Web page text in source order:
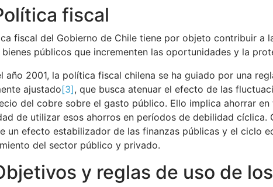
fiscal
fiscal del Gobierno de Chile tiene por objeto contribuir a
públicos que incrementen las oportunidades y la
año 2001, la política fiscal chilena se ha guiado por una
ajustado[3], que busca atenuar el efecto de las
del cobre sobre el gasto público. Ello implica ahorrar
de utilizar esos ahorros en períodos de debilidad cíclica.
un efecto estabilizador de las finanzas públicas y el ciclo
del sector público y privado.
y reglas de uso de